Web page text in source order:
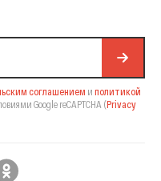
соглашением и политикой
Google reCAPTCHA (Privacy